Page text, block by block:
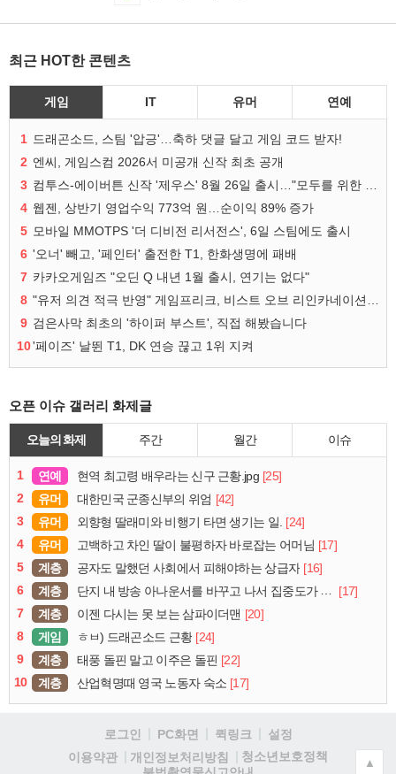
최근 HOT한 콘텐츠
게임 IT 유머 연예
1 드래곤소드, 스팀 '압긍'…축하 댓글 달고 게임 코드 받자!
2 엔씨, 게임스컴 2026서 미공개 신작 최초 공개
3
4 웹젠, 상반기 영업수익 773억 원…순이익 89% 증가
5 모바일 MMOTPS '더 디비전 리서전스', 6일 스팀에도 출시
6 '오너' 빼고, '페인터' 출전한 T1, 한화생명에 패배
7 카카오게임즈 "오딘 Q 내년 1월 출시, 연기는 없다"
8
9 검은사막 최초의 '하이퍼 부스트', 직접 해봤습니다
10'페이즈' 날뛴 T1, DK 연승 끊고 1위 지켜
오픈 이슈 갤러리 화제글
오늘의 화제 주간 월간 이슈
1 연예 현역 최고령 배우라는 신구 근황.jpg [25]
2
유머 대한민국 군종신부의 위엄 [42]
3
유머 외향형 딸래미와 비행기 타면 생기는 일. [24]
4
유머 고백하고 차인 딸이 불평하자 바로잡는 어머님 [17]
5
계층 공자도 말했던 사회에서 피해야하는 상급자 [16]
6
계층 단지 내 방송 아나운서를 바꾸고 나서 집중도가 확 올라갔다는 한 아파트의 안내방송
[17]
7
계층 이젠 다시는 못 보는 삼파이더맨 [20]
8
게임 ㅎㅂ) 드래곤소드 근황 [24]
9
계층 태풍 돌핀 말고 이주은 돌핀 [22]
10
계층 산업혁명때 영국 노동자 숙소 [17]
로그인 PC화면 퀵링크
설정
이용약관
개인정보처리방침
청소년보호정책
▲